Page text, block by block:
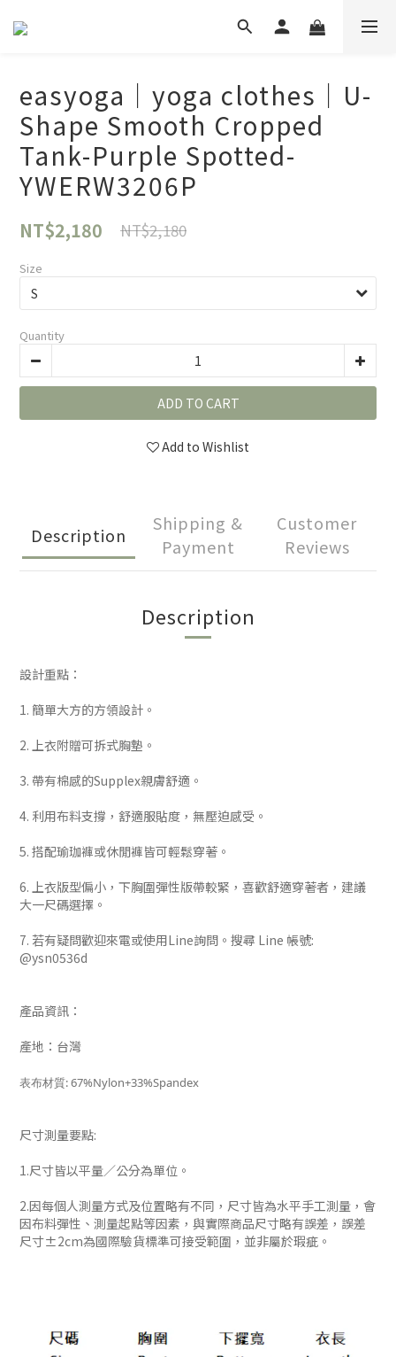
easyoga｜yoga clothes｜U-
Shape Smooth Cropped
Tank-Purple Spotted-
YWERW3206P
NT$2,180 NT$2,180
Size
Quantity
ADD TO CART
Add to Wishlist
Description
Shipping &
Payment
Customer
Reviews
Description
設計重點：
1. 簡單大方的方領設計。
2. 上衣附贈可拆式胸墊。
3. 帶有棉感的Supplex親膚舒適。
4. 利用布料支撐，舒適服貼度，無壓迫感受。
5. 搭配瑜珈褲或休閒褲皆可輕鬆穿著。
6. 上衣版型偏小，下胸圍彈性版帶較緊，喜歡舒適穿著者，建議
大一尺碼選擇。
7. 若有疑問歡迎來電或使用Line詢問。搜尋 Line 帳號:
@ysn0536d
產品資訊：
產地：台灣
表布材質: 67%Nylon+33%Spandex
尺寸測量要點:
1.尺寸皆以平量／公分為單位。
2.因每個人測量方式及位置略有不同，尺寸皆為水平手工測量，會
因布料彈性、測量起點等因素，與實際商品尺寸略有誤差，誤差
尺寸±2cm為國際驗貨標準可接受範圍，並非屬於瑕疵。